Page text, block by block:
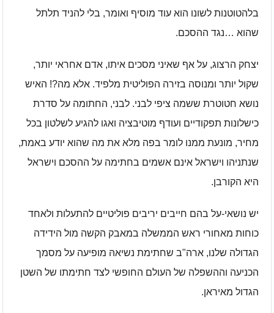
בלהטוטנות לשונו הוא עוד מוסיף ואומר, בלי להניד תלתל
שהוא …נגד ההסכם.
יצחק הרצוג, על אף שאיני מסכים איתו, אדם אחראי יותר,
שקול יותר ומנוסה בזירה הפוליטית מלפיד. אלא מה?! האיש
נושא חטוטרת ששמה ציפי לבני. לבני, החתומה על סדרת
כישלונות תפקודיים ועודף מוטיבציה ואגו להגיע לשלטון בכל
מחיר, מונעת ממנו לומר בפה מלא את מה שהוא יודע באמת,
שנתניהו וישראל אינם אשמים בחתימה על ההסכם וישראל
היא הקורבן.
יש נושאי-על בהם חייבים יריבים פוליטיים להתעלות ולאחד
כוחות מאחורי ראש הממשלה במאבק הקשה מול הידידה
הגדולה שלנו, ארה"ב שחתימת נשיאהּ מופיעה על מסמך
הכניעה וההשפלה של העולם החופשי לצד חתימתו של השטן
הגדול מאיראן.